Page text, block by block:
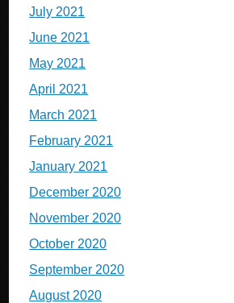
July 2021
June 2021
May 2021
April 2021
March 2021
February 2021
January 2021
December 2020
November 2020
October 2020
September 2020
August 2020